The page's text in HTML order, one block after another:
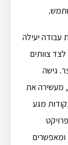
עבודה יעילה
צוותים
גישה
מעשירה את
מגע
ומאפשרים